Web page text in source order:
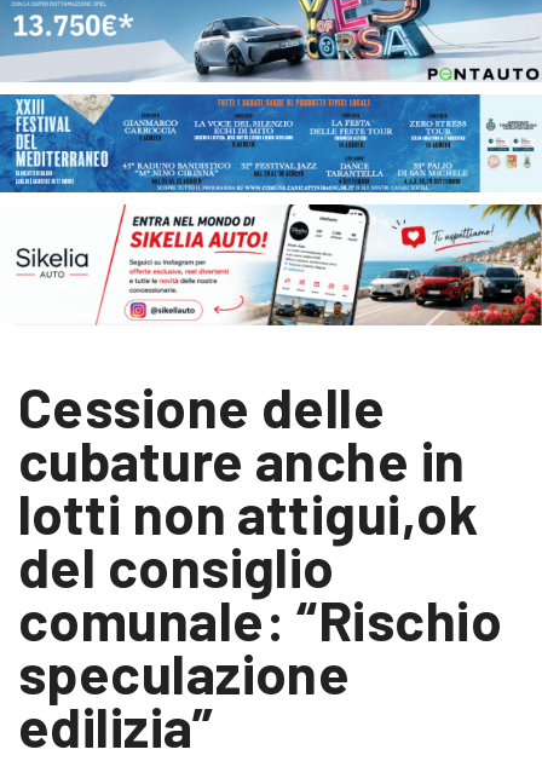
Cessione delle
cubature anche in
lotti non attigui,ok
del consiglio
comunale: “Rischio
speculazione
edilizia”